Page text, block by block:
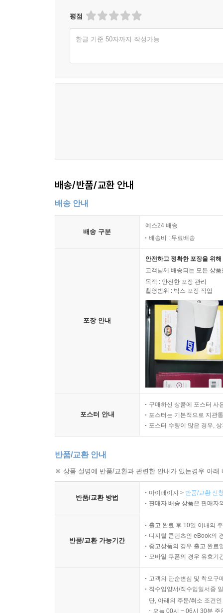
평점
한글 기준 50자까지 작성가능
배송/반품/교환 안내
배송 안내
배송 구분
예스24 배송
배송비 : 무료배송
포장 안내
안전하고 정확한 포장을 위
고객님께 배송되는 모든 상
목적 : 안전한 포장 관리
촬영범위 : 박스 포장 작업
포스터 안내
구매하신 상품에 포스터 사
포스터는 기본적으로 지관
포스터 수량이 많은 경우,
반품/교환 안내
※ 상품 설명에 반품/교환과 관련한 안내가 있는경우 아
반품/교환 방법
마이페이지 > 반품/교환 신
판매자 배송 상품은 판매자
반품/교환 가능기간
출고 완료 후 10일 이내의
디지털 콘텐츠인 eBook의
중고상품의 경우 출고 완료
모바일 쿠폰의 경우 유효기
고객의 단순변심 및 착오구
직수입양서/직수입일서중
단, 아래의 주문/취소 조건
오늘 00시 ~ 06시 30분